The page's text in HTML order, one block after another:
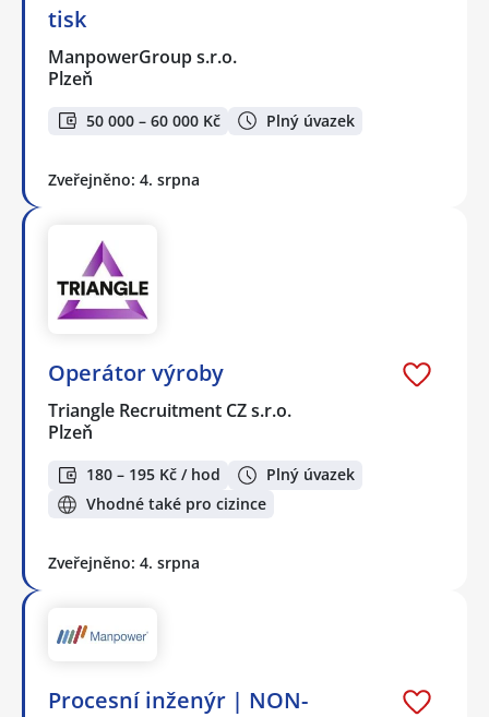
tisk
ManpowerGroup s.r.o.
Plzeň
50 000 – 60 000 Kč Plný úvazek
Zveřejněno: 4. srpna
Operátor výroby
Triangle Recruitment CZ s.r.o.
Plzeň
180 – 195 Kč / hod
Plný úvazek
Vhodné také pro cizince
Zveřejněno: 4. srpna
Procesní inženýr | NON-